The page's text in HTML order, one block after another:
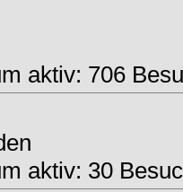
aktiv: 706
aktiv: 30